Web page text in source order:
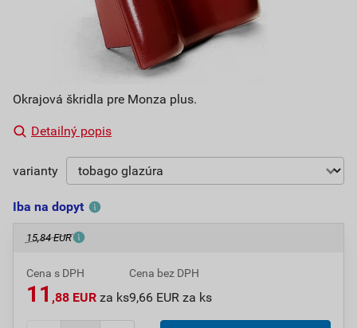
Okrajová škridla pre Monza plus.
Detailný popis
varianty
Iba na dopyt
15,84 EUR
Cena s DPH
11 ,88 EUR za ks
Cena bez DPH
9,66 EUR za ks